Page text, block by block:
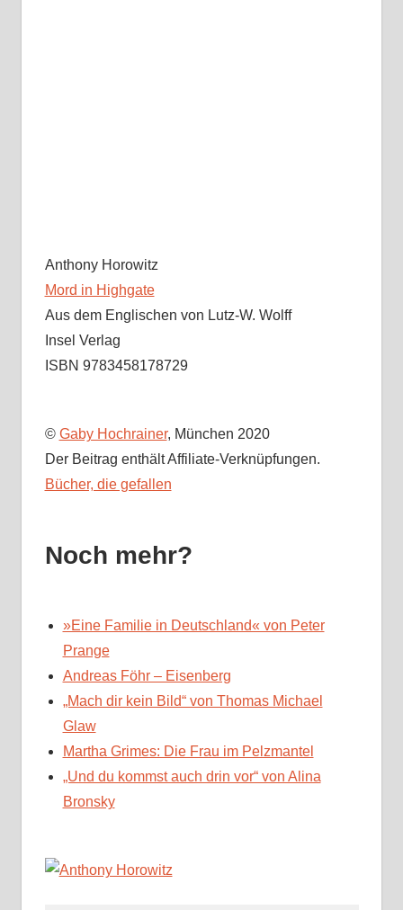
Anthony Horowitz
Mord in Highgate
Aus dem Englischen von Lutz-W. Wolff
Insel Verlag
ISBN 9783458178729
© Gaby Hochrainer, München 2020
Der Beitrag enthält Affiliate-Verknüpfungen.
Bücher, die gefallen
Noch mehr?
»Eine Familie in Deutschland« von Peter
Prange
Andreas Föhr – Eisenberg
„Mach dir kein Bild“ von Thomas Michael
Glaw
Martha Grimes: Die Frau im Pelzmantel
„Und du kommst auch drin vor“ von Alina
Bronsky